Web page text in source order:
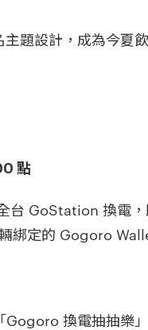
題設計，成為今夏
點
台 GoStation 換電
綁定的 Gogoro
換電抽抽樂